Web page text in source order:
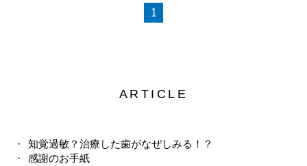
1
ARTICLE
知覚過敏？治療した歯がなぜしみる！？
感謝のお手紙